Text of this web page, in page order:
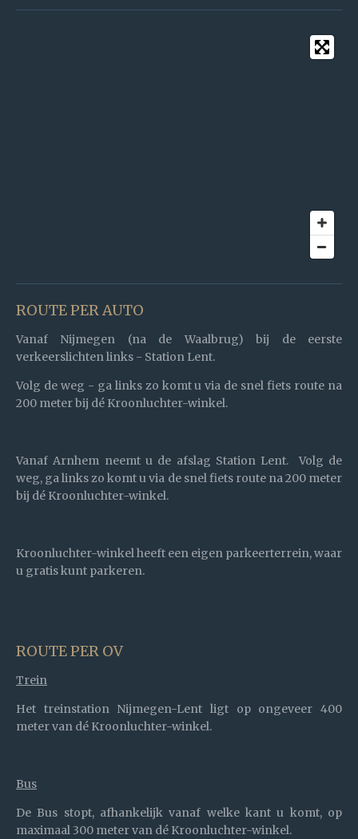
ROUTE PER AUTO
Vanaf Nijmegen (na de Waalbrug) bij de eerste
verkeerslichten links - Station Lent.
Volg de weg - ga links zo komt u via de snel fiets route na
200 meter bij dé Kroonluchter-winkel.
Vanaf Arnhem neemt u de afslag Station Lent. Volg de
weg, ga links zo komt u via de snel fiets route na 200 meter
bij dé Kroonluchter-winkel.
Kroonluchter-winkel heeft een eigen parkeerterrein, waar
u gratis kunt parkeren.
ROUTE PER OV
Trein
Het treinstation Nijmegen-Lent ligt op ongeveer 400
meter van dé Kroonluchter-winkel.
Bus
De Bus stopt, afhankelijk vanaf welke kant u komt, op
maximaal 300 meter van dé Kroonluchter-winkel.